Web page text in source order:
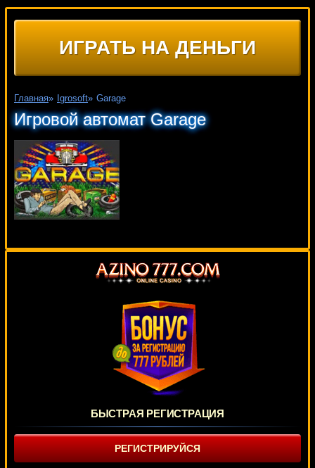
ИГРАТЬ НА ДЕНЬГИ
Главная» Igrosoft» Garage
Игровой автомат Garage
БЫСТРАЯ РЕГИСТРАЦИЯ
РЕГИСТРИРУЙСЯ